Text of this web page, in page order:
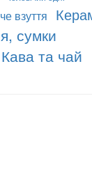
взуття
сумки
Кава та чай